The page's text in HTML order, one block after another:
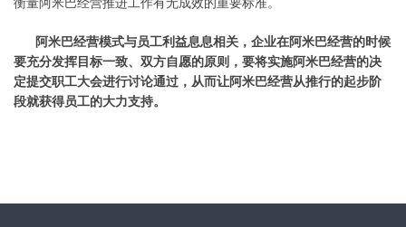
阿米巴经营模式与员工利益息息相关，企业在阿米巴经营的时候
要充分发挥目标一致、双方自愿的原则，要将实施阿米巴经营的决
定提交职工大会进行讨论通过，从而让阿米巴经营从推行的起步阶
段就获得员工的大力支持。